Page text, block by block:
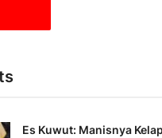
Es Kuwut: Manisnya